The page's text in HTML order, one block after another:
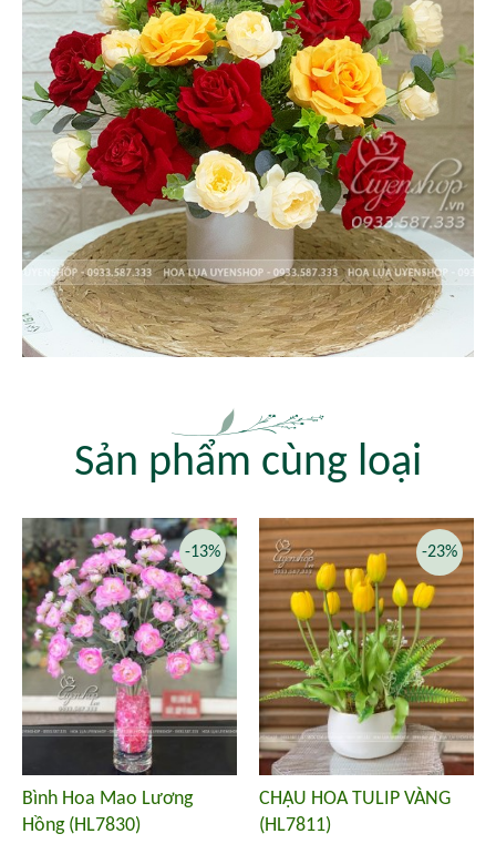
Sản phẩm cùng loại
Bình Hoa Mao Lương
Hồng (HL7830)
-13%
CHẬU HOA TULIP VÀNG
(HL7811)
-23%